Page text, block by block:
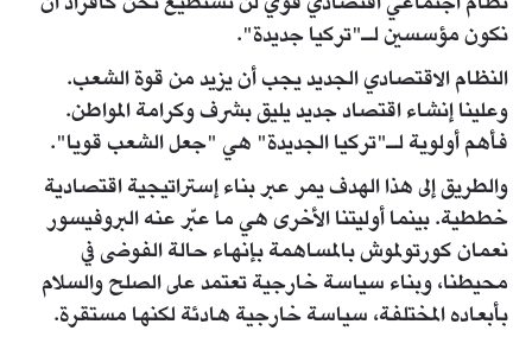
نكون مؤسسين لـ"تركيا جديدة".
النظام الاقتصادي الجديد يجب أن يزيد من قوة الشعب.
وعلينا إنشاء اقتصاد جديد يليق بشرف وكرامة المواطن.
فأهم أولوية لـ"تركيا الجديدة" هي "جعل الشعب قويا".
والطريق إلى هذا الهدف يمر عبر بناء إستراتيجية اقتصادية
خططية. بينما أوليتنا الأخرى هي ما عبّر عنه البروفيسور
نعمان كورتولموش بالمساهمة بإنهاء حالة الفوضى في
محيطنا، وبناء سياسة خارجية تعتمد على الصلح والسلام
بأبعاده المختلفة، سياسة خارجية هادئة لكنها مستقرة.